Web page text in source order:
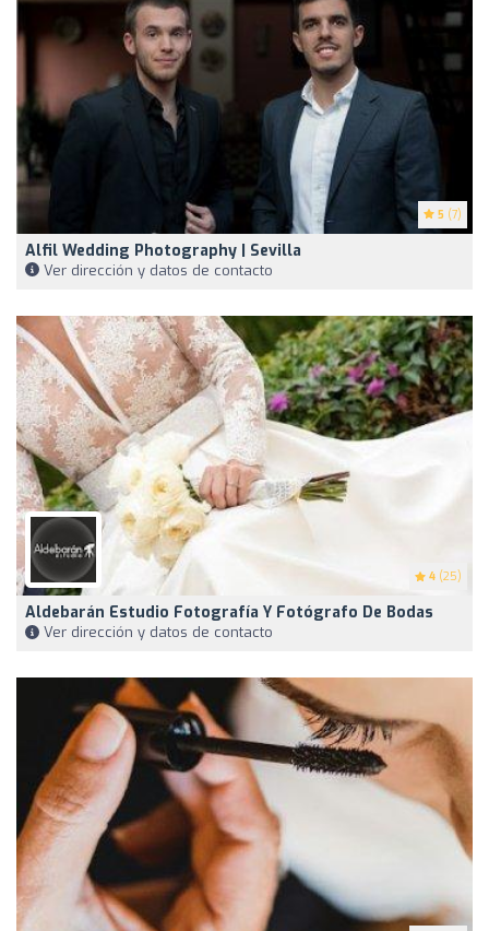
5 (7)
Alfil Wedding Photography | Sevilla
Ver dirección y datos de contacto
4 (25)
Aldebarán Estudio Fotografía Y Fotógrafo De Bodas
Ver dirección y datos de contacto